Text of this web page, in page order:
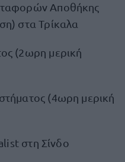
Αποθήκης
στα Τρίκαλα
(2ωρη μερική
(4ωρη μερική
στη Σίνδο